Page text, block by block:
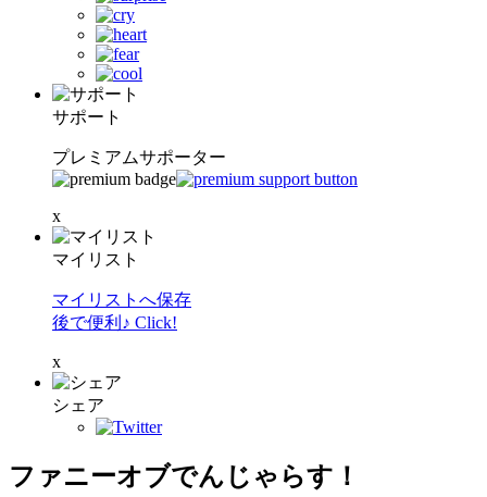
サポート
プレミアムサポーター
x
マイリスト
マイリストへ保存
後で便利♪ Click!
x
シェア
ファニーオブでんじゃらす！